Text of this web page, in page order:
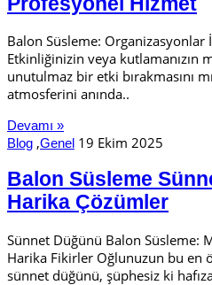
Balon Süsleme:
Etkinliğinizin veya kutlamanızın
unutulmaz bir etki bırakmasını
atmosferini anında..
Devamı »
Blog ,Genel 19 Ekim 2025
Balon Süsleme
Harika Çözümler
Sünnet Düğünü Balon Süsleme:
Harika Fikirler Oğlunuzun bu en
sünnet düğünü, şüphesiz ki